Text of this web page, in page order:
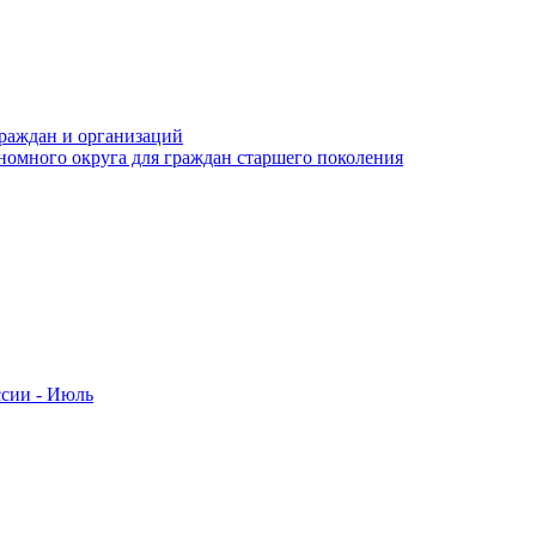
и организаций
округа для граждан старшего поколения
- Июль